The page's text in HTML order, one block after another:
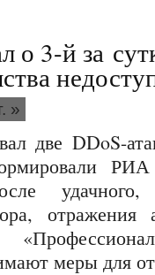
о 3-й за
»
две DDoS-
отражения
меры для